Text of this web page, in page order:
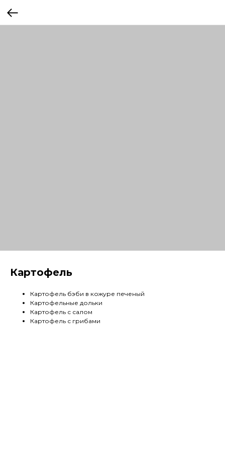
Картофель
Картофель бэби в кожуре печеный
Картофельные дольки
Картофель с салом
Картофель с грибами